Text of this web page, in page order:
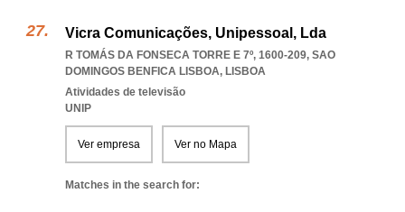
Vicra Comunicações, Unipessoal, Lda
R TOMÁS DA FONSECA TORRE E 7º, 1600-209, SAO
DOMINGOS BENFICA LISBOA, LISBOA
Atividades de televisão
UNIP
Ver empresa Ver no Mapa
Matches in the search for: